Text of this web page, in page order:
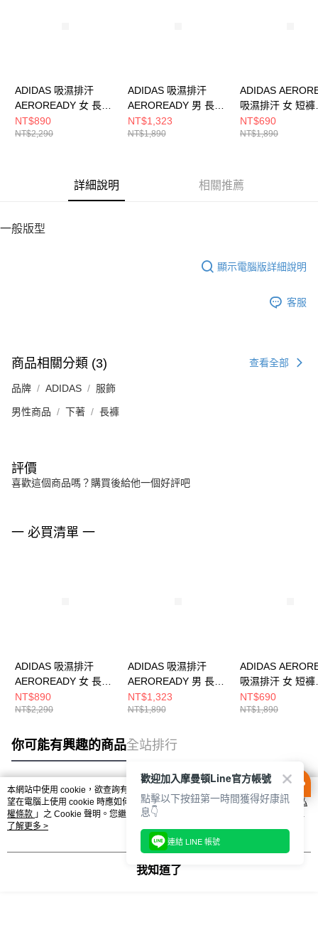
ADIDAS 吸濕排汗
AEROREADY 女 長褲
JJ1100
NT$890
NT$2,290
ADIDAS 吸濕排汗
AEROREADY 男 長褲
IM7484
NT$1,323
NT$1,890
ADIDAS
吸濕排汗 女 短褲
IN9481
NT$690
NT$1,890
詳細說明 相關推薦
一般版型
顯示電腦版詳細說明
客服
商品相關分類 (3) 查看全部
品牌 ADIDAS 服飾
男性商品 下著 長褲
評價
喜歡這個商品嗎？購買後給他一個好評吧
一 必買清單 一
ADIDAS 吸濕排汗
AEROREADY 女 長褲
JJ1100
NT$890
NT$2,290
ADIDAS 吸濕排汗
AEROREADY 男 長褲
IM7484
NT$1,323
NT$1,890
ADIDAS
吸濕排汗 女 短褲
IN9481
NT$690
NT$1,890
你可能有興趣的商品全站排行
熱門標籤
本網站中使用 cookie，欲查詢有關本網站使用 cookie 方式之詳情，及若您不希
望在電腦上使用 cookie 時應如何變更電腦的 cookie 設定，請參閱本網站「
隱私
權條款 」之 Cookie 聲明。您繼續使用本網站即表示您同意本公司得按本網站使
用條款之 Cookie 聲明使用 cookie。
了解更多 >
我知道了
歡迎加入摩曼頓Line官方帳號
點擊以下按鈕第一時間獲得好康訊
息👇
連結 LINE 帳號